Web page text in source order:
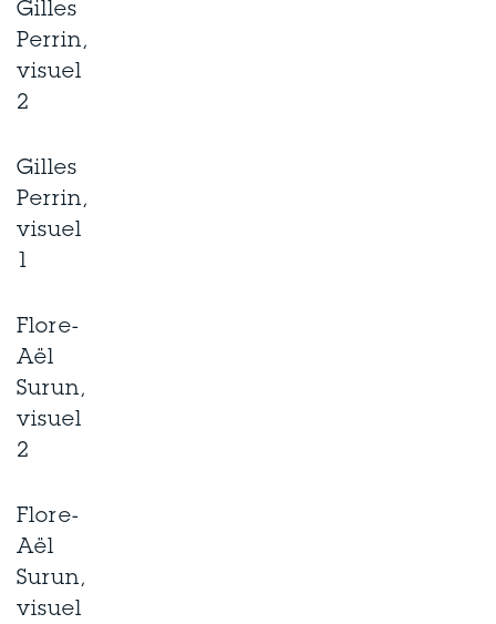
Gilles
Perrin,
visuel
2
Gilles
Perrin,
visuel
1
Flore-
Aël
Surun,
visuel
2
Flore-
Aël
Surun,
visuel